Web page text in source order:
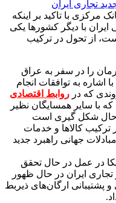
مرکزی با تاکید بر اینکه
با دیگر کشورها یکی
از تحول در ترکیب
را در سفر به عراق
اشاره به توافقات انجام
که در روابط اقتصادی
با سایر همسایگان نظیر
حال شکل گیری است
کالاها و خدمات
جهانی راهبرد جدید
در عمل در حال تحقق
تجاری ایران در حال ظهور
پشتیبانی ارگان‌های ذیربط